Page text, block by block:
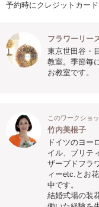
予約時にクレジットカー
フラワーリー
東京世田谷・
教室。季節毎
お教室です。
このワークショ
竹内美根子
ドイツのヨー
イル、ブリテ
ザーブドフラ
ィーetc.とお
中です。
結婚式場の装